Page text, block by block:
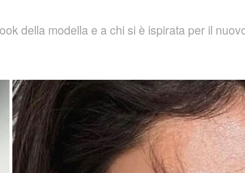
della modella e a chi si è ispirata per il